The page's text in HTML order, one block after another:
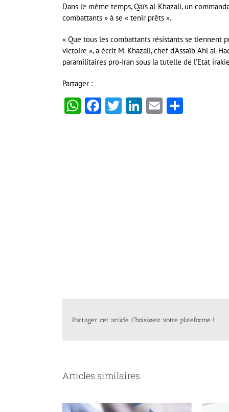
Dans le même temps, Qaïs al-Khazali, un
combattants » à se « tenir prêts ».
« Que tous les combattants résistants se tiennent
victoire », a écrit M. Khazali, chef d’Assaïb Ahl al-
paramilitaires pro-Iran sous la tutelle de l’Etat
Partager :
WhatsApp
Facebook
Twitter
LinkedIn
Email
Partager cet article, Choisissez votre plateforme !
Articles similaires